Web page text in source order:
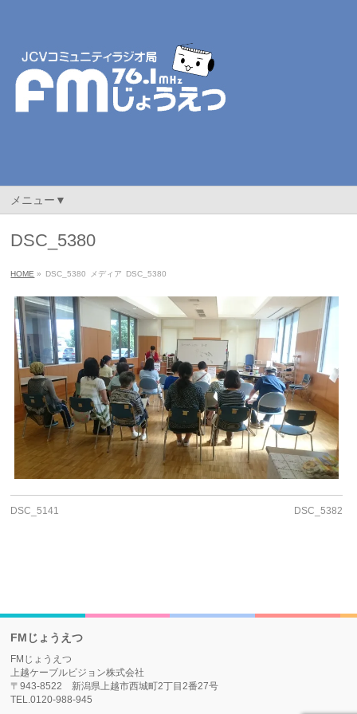
メニュー▼
DSC_5380
HOME » DSC_5380 メディア DSC_5380
DSC_5141 DSC_5382
FMじょうえつ
FMじょうえつ
上越ケーブルビジョン株式会社
〒943-8522 新潟県上越市西城町2丁目2番27号
TEL.0120-988-945